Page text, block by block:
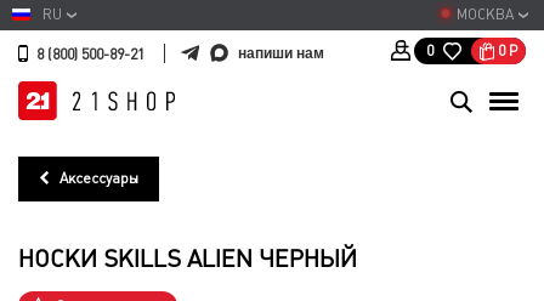
МОСКВА
RU
8 (800) 500-89-21 напиши нам 0 0 Р
Аксессуары
НОСКИ SKILLS ALIEN ЧЕРНЫЙ